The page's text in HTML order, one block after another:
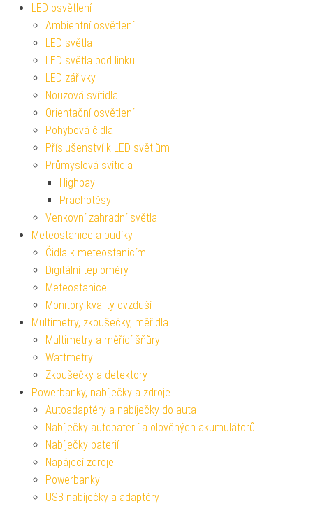
LED osvětlení
Ambientní osvětlení
LED světla
LED světla pod linku
LED zářivky
Nouzová svítidla
Orientační osvětlení
Pohybová čidla
Příslušenství k LED světlům
Průmyslová svítidla
Highbay
Prachotěsy
Venkovní zahradní světla
Meteostanice a budíky
Čidla k meteostanicím
Digitální teploměry
Meteostanice
Monitory kvality ovzduší
Multimetry, zkoušečky, měřidla
Multimetry a měřící šňůry
Wattmetry
Zkoušečky a detektory
Powerbanky, nabíječky a zdroje
Autoadaptéry a nabíječky do auta
Nabíječky autobaterií a olověných akumulátorů
Nabíječky baterií
Napájecí zdroje
Powerbanky
USB nabíječky a adaptéry